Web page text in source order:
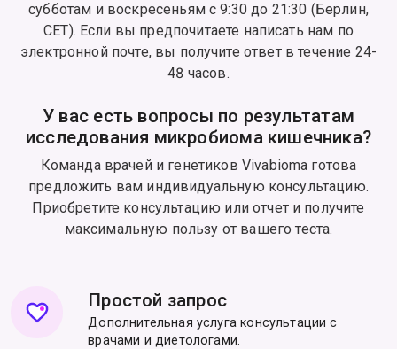
субботам и воскресеньям с 9:30 до 21:30 (Берлин,
CET). Если вы предпочитаете написать нам по
электронной почте, вы получите ответ в течение 24-
48 часов.
У вас есть вопросы по результатам
исследования микробиома кишечника?
Команда врачей и генетиков Vivabioma готова
предложить вам индивидуальную консультацию.
Приобретите консультацию или отчет и получите
максимальную пользу от вашего теста.
Простой запрос
Дополнительная услуга консультации с
врачами и диетологами.